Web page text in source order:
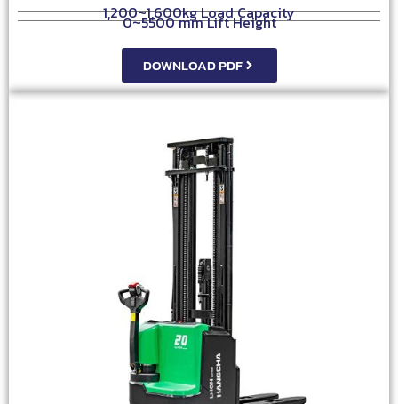
1,200~1,600kg Load Capacity
0~5500 mm Lift Height
DOWNLOAD PDF